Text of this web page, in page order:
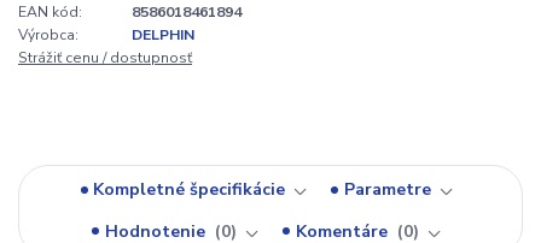
EAN kód:
8586018461894
Výrobca:
DELPHIN
Strážiť cenu / dostupnosť
Kompletné špecifikácie
Parametre
Hodnotenie
0 Komentáre 0